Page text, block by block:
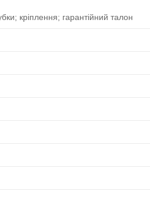
кріплення; гарантійний талон